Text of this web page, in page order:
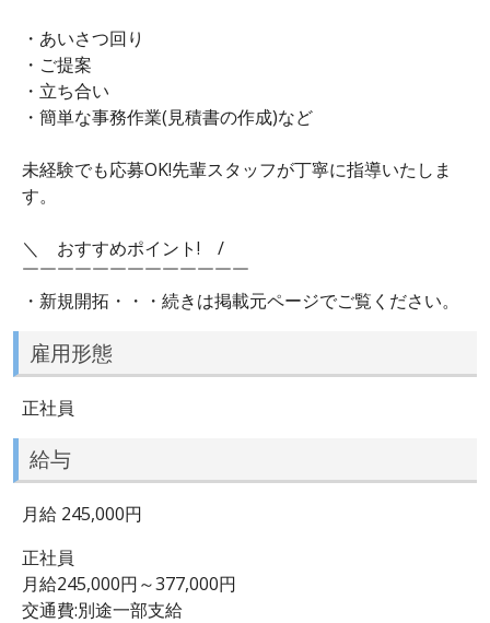
・あいさつ回り
・ご提案
・立ち合い
・簡単な事務作業(見積書の作成)など
未経験でも応募OK!先輩スタッフが丁寧に指導いたしま
す。
＼ おすすめポイント! /
￣￣￣￣￣￣￣￣￣￣￣￣￣
・新規開拓・・・続きは掲載元ページでご覧ください。
雇用形態
正社員
給与
月給 245,000円
正社員
月給245,000円～377,000円
交通費:別途一部支給